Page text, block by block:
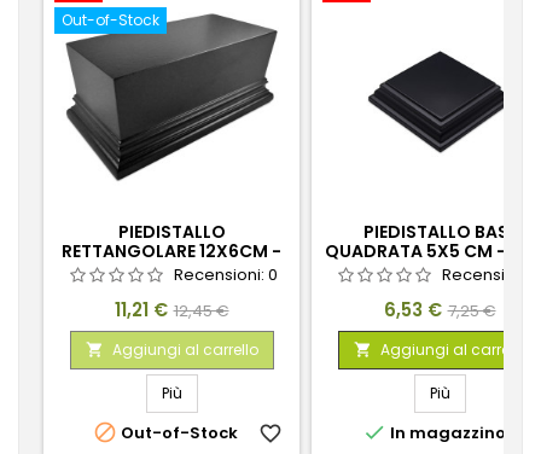
Out-of-Stock
PIEDISTALLO
RETTANGOLARE 12X6CM -
NERORecensioni: 0
Prezzo
11,21 € Prezzo
base
12,45 €
 Aggiungi al carrello
Più
 Out-of-Stock favorite_border
PIEDISTALLO BASE
QUADRATA 5X5 CM -
Recensioni:
Prezzo
6,53 € Prezzo
base
7,25 €
 Aggiungi al carrello
Più
 In magazzino